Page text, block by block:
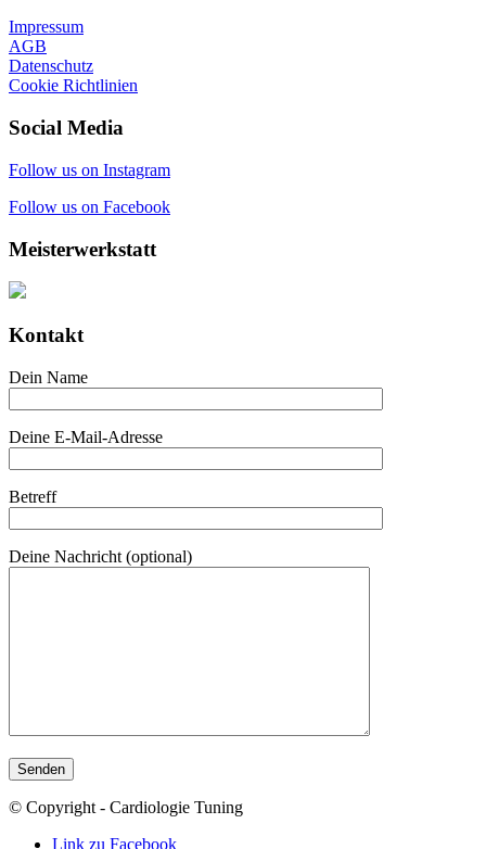
Impressum
AGB
Datenschutz
Cookie Richtlinien
Social Media
Follow us on Instagram
Follow us on Facebook
Meisterwerkstatt
Kontakt
Dein Name
Deine E-Mail-Adresse
Betreff
Deine Nachricht (optional)
© Copyright - Cardiologie Tuning
Link zu Facebook